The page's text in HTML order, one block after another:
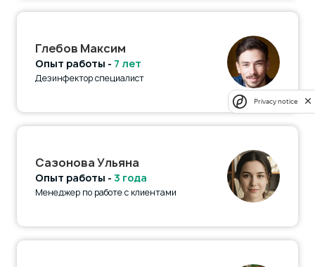
Глебов Максим
Опыт работы - 7 лет
Дезинфектор специалист
Сазонова Ульяна
Опыт работы - 3 года
Менеджер по работе с клиентами
Privacy notice